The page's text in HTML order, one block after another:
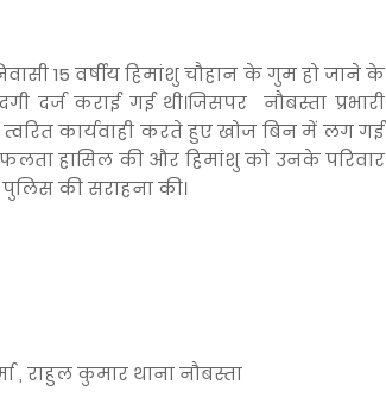
15 वर्षीय हिमांशु चौहान के गुम हो जाने के
दर्ज कराई गई थी।जिसपर नौबस्ता प्रभारी
त्वरित कार्यवाही करते हुए खोज बिन में लग गई
हासिल की और हिमांशु को उनके परिवार
की सराहना की।
, राहुल कुमार थाना नौबस्ता